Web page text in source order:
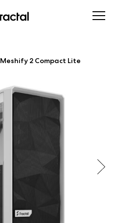
Meshify 2 Compact Lite